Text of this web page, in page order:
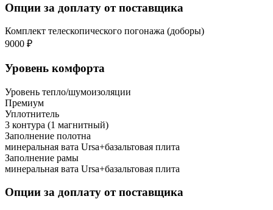
Опции за доплату от поставщика
Комплект телескопического погонажа (доборы)
9000 ₽
Уровень комфорта
Уровень тепло/шумоизоляции
Премиум
Уплотнитель
3 контура (1 магнитный)
Заполнение полотна
минеральная вата Ursa+базальтовая плита
Заполнение рамы
минеральная вата Ursa+базальтовая плита
Опции за доплату от поставщика